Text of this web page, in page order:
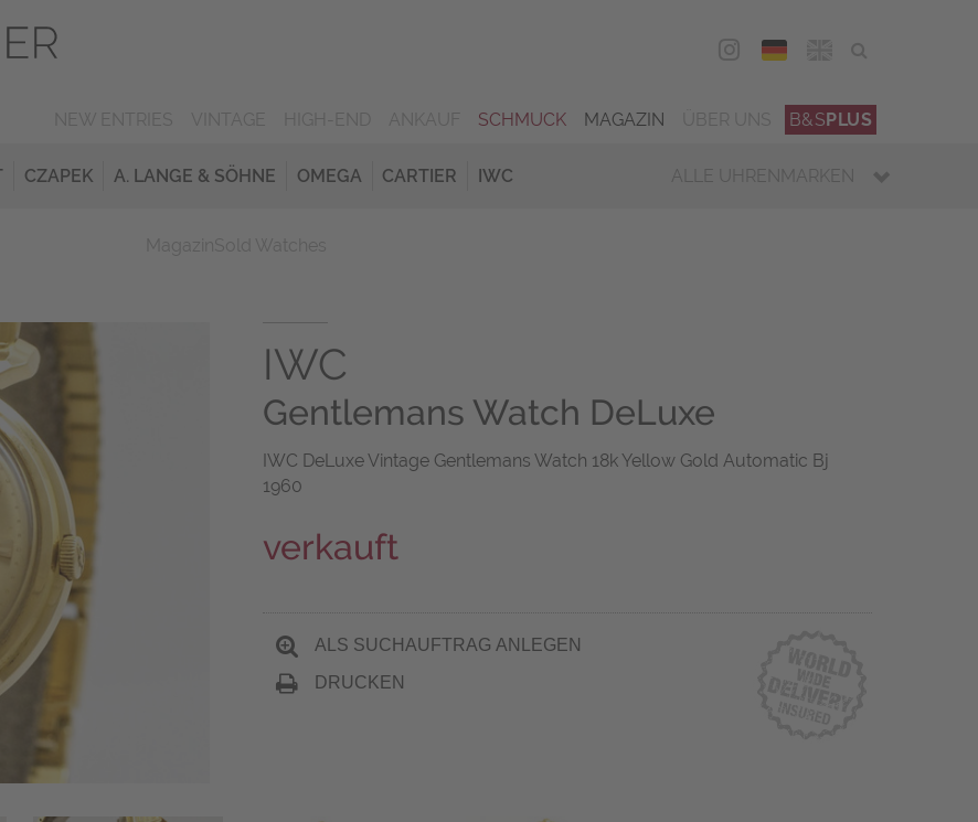
DEU
SCHMUCK MAGAZIN B&SPLUS
CZAPEK A. LANGE & SÖHNE OMEGA CARTIER IWC ALLE UHRENMARKEN
IWC
Gentlemans Watch DeLuxe
IWC DeLuxe Vintage Gentlemans Watch 18k Yellow Gold Automatic Bj
1960
verkauft
ALS SUCHAUFTRAG ANLEGEN
DRUCKEN